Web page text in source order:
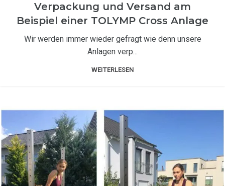
Verpackung und Versand am
Beispiel einer TOLYMP Cross Anlage
Wir werden immer wieder gefragt wie denn unsere
Anlagen verp...
WEITERLESEN